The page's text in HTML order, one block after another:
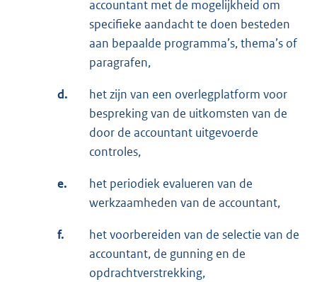
accountant met de mogelijkheid om
specifieke aandacht te doen besteden
aan bepaalde programma’s, thema’s of
paragrafen,
d.
het zijn van een overlegplatform voor
bespreking van de uitkomsten van de
door de accountant uitgevoerde
controles,
e.
het periodiek evalueren van de
werkzaamheden van de accountant,
f.
het voorbereiden van de selectie van de
accountant, de gunning en de
opdrachtverstrekking,